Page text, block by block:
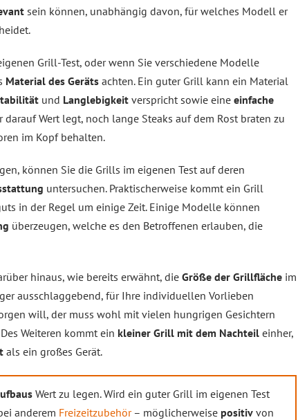
sein können, unabhängig davon, für welches Modell er
Grill-Test, oder wenn Sie verschiedene Modelle
Material des Geräts achten. Ein guter Grill kann ein Material
und Langlebigkeit verspricht sowie eine einfache
darauf Wert legt, noch lange Steaks auf dem Rost braten zu
im Kopf behalten.
können Sie die Grills im eigenen Test auf deren
untersuchen. Praktischerweise kommt ein Grill
in der Regel um einige Zeit. Einige Modelle können
überzeugen, welche es den Betroffenen erlauben, die
hinaus, wie bereits erwähnt, die Größe der Grillfläche im
ausschlaggebend, für Ihre individuellen Vorlieben
will, der muss wohl mit vielen hungrigen Gesichtern
Weiteren kommt ein kleiner Grill mit dem Nachteil einher,
als ein großes Gerät.
Wert zu legen. Wird ein guter Grill im eigenen Test
anderem Freizeitzubehör– möglicherweise positiv von